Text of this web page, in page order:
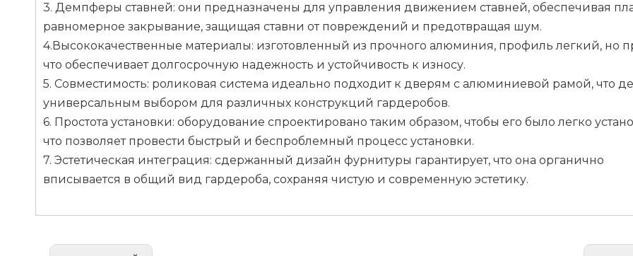
3. Демпферы ставней: они предназначены для управления движением ставней, обеспечивая
равномерное закрывание, защищая ставни от повреждений и предотвращая шум.
4.Высококачественные материалы: изготовленный из прочного алюминия, профиль легкий, но
что обеспечивает долгосрочную надежность и устойчивость к износу.
5. Совместимость: роликовая система идеально подходит к дверям с алюминиевой рамой, что
универсальным выбором для различных конструкций гардеробов.
6. Простота установки: оборудование спроектировано таким образом, чтобы его было легко
что позволяет провести быстрый и беспроблемный процесс установки.
7. Эстетическая интеграция: сдержанный дизайн фурнитуры гарантирует, что она органично
вписывается в общий вид гардероба, сохраняя чистую и современную эстетику.